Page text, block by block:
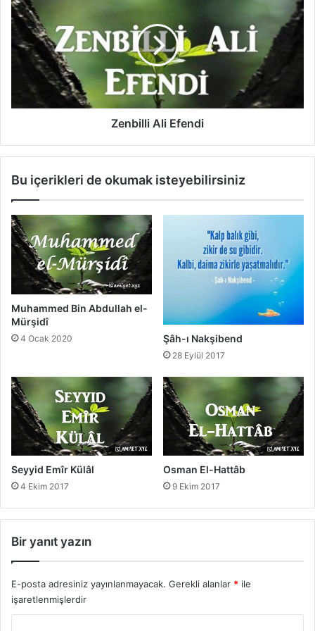
e
n
i
A
e
i
Zenbilli Ali Efendi
Bu içerikleri de okumak isteyebilirsiniz
Muhammed Bin Abdullah el-
Mürşidî
4 Ocak 2020 Şâh-ı Nakşibend
28 Eylül 2017
Seyyid Emîr Külâl
4 Ekim 2017
Osman El-Hattâb
9 Ekim 2017
Bir yanıt yazın
E-posta adresiniz yayınlanmayacak. Gerekli alanlar * ile
işaretlenmişlerdir